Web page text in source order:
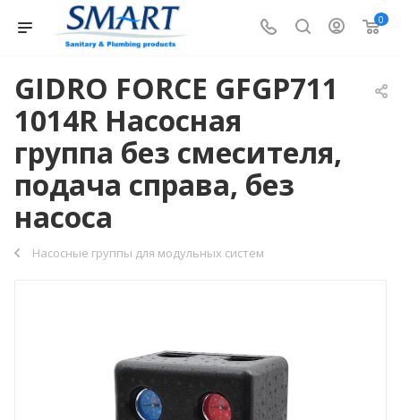
0
GIDRO FORCE GFGP711
1014R Насосная
группа без смесителя,
подача справа, без
насоса
Насосные группы для модульных систем